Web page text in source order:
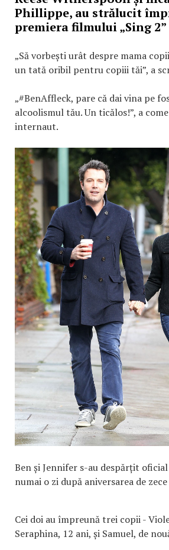
Phillippe, au strălucit
premiera filmului „Sing 2”
„Să vorbești urât despre mama
un tată oribil pentru copiii tăi”, a
„#BenAffleck, pare că dai vina pe
alcoolismul tău. Un ticălos!”, a
internaut.
Ben și Jennifer s-au despărțit
numai o zi după aniversarea de
Cei doi au împreună trei copii -
Seraphina, 12 ani, și Samuel, de